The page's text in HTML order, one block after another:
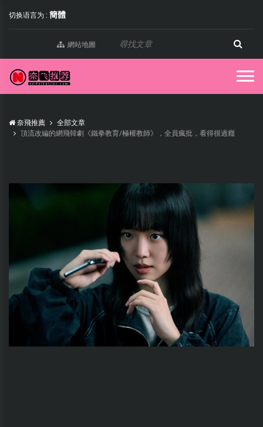
切换语言为 : 簡體
網站地圖
奈飛推薦
全部文章
頂流改編的網飛韓劇《鐵拳教育/極權教師》，全員瘋批，看得很過癮